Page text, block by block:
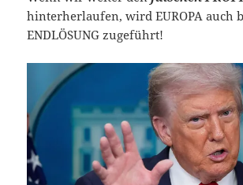
hinterherlaufen, wird EUROPA auch
ENDLÖSUNG zugeführt!